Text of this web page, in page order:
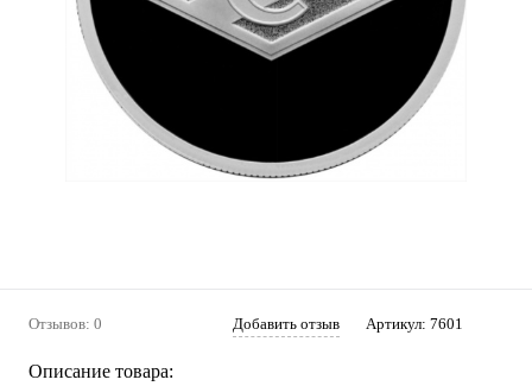
Отзывов: 0 Добавить отзыв Артикул: 7601
Описание товара: